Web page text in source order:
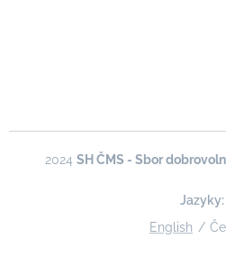
2024 SH ČMS - Sbor
Jazyky
English